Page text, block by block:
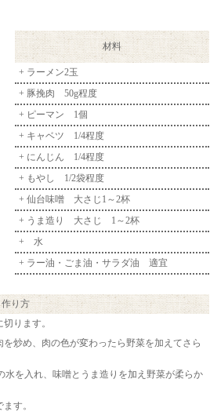
材料
+ ラーメン2玉
+ 豚挽肉 50g程度
+ ピーマン 1個
+ キャベツ 1/4程度
+ にんじん 1/4程度
+ もやし 1/2袋程度
+ 仙台味噌 大さじ1～2杯
+ うま造り 大さじ 1～2杯
+ 水
+ ラー油・ごま油・サラダ油 適宜
作り方
ります。
炒め、肉の色が変わったら野菜を加えてさら
水を入れ、味噌とうま造りを加え野菜が柔らか
す。